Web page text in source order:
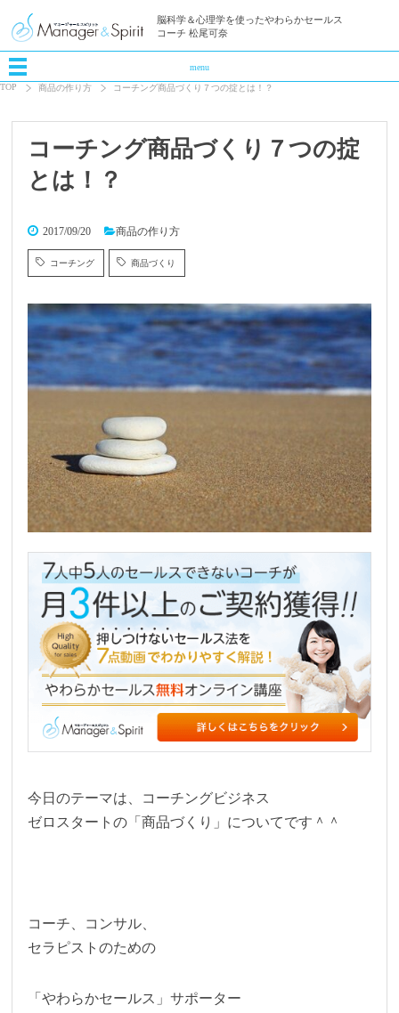
脳科学＆心理学を使ったやわらかセールス
コーチ 松尾可奈
menu
TOP
商品の作り方 コーチング商品づくり７つの掟とは！？
コーチング商品づくり７つの掟
とは！？
2017/09/20 商品の作り方
コーチング 商品づくり
今日のテーマは、コーチングビジネス
ゼロスタートの「商品づくり」についてです＾＾
コーチ、コンサル、
セラピストのための
「やわらかセールス」サポーター